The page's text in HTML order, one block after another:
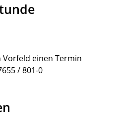
einen Termin
/ 801-0